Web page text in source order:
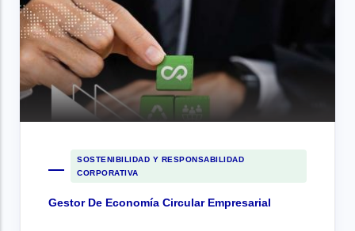
SOSTENIBILIDAD Y RESPONSABILIDAD
CORPORATIVA
Gestor De Economía Circular Empresarial